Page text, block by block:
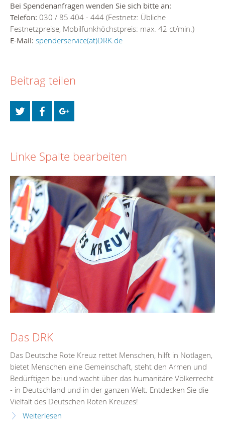
Bei Spendenanfragen wenden Sie sich bitte an:
Telefon: 030 / 85 404 - 444 (Festnetz: Übliche
Festnetzpreise, Mobilfunkhöchstpreis: max. 42 ct/min.)
E-Mail: spenderservice(at)DRK.de
Beitrag teilen
Linke Spalte bearbeiten
Das DRK
Das Deutsche Rote Kreuz rettet Menschen, hilft in Notlagen,
bietet Menschen eine Gemeinschaft, steht den Armen und
Bedürftigen bei und wacht über das humanitäre Völkerrecht
- in Deutschland und in der ganzen Welt. Entdecken Sie die
Vielfalt des Deutschen Roten Kreuzes!
Weiterlesen